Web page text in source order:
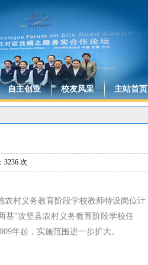
自主创业 校友风采 主站首页
3236 次
村义务教育阶段学校教师特设岗位计
基”攻坚县农村义务教育阶段学校任
年起，实施范围进一步扩大。